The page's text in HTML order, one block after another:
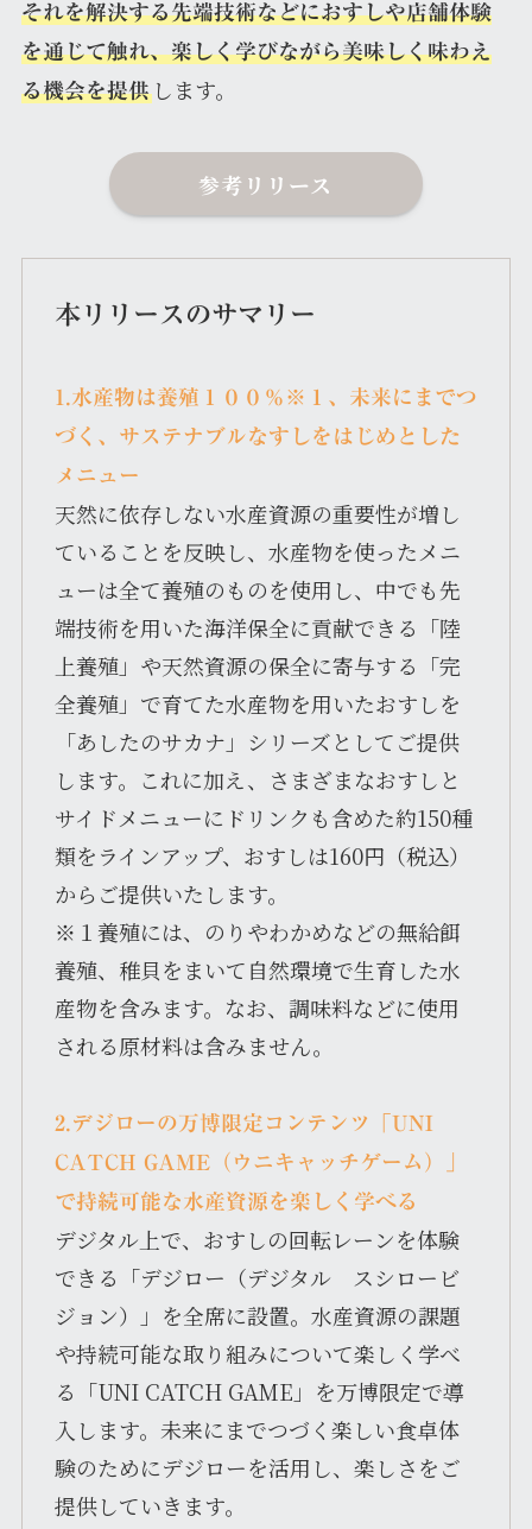
それを解決する先端技術などにおすしや店舗体験
を通じて触れ、楽しく学びながら美味しく味わえ
る機会を提供します。
参考リリース
本リリースのサマリー
1.水産物は養殖１００％※１、未来にまでつ
づく、サステナブルなすしをはじめとした
メニュー
天然に依存しない水産資源の重要性が増し
ていることを反映し、水産物を使ったメニ
ューは全て養殖のものを使用し、中でも先
端技術を用いた海洋保全に貢献できる「陸
上養殖」や天然資源の保全に寄与する「完
全養殖」で育てた水産物を用いたおすしを
「あしたのサカナ」シリーズとしてご提供
します。これに加え、さまざまなおすしと
サイドメニューにドリンクも含めた約150種
類をラインアップ、おすしは160円（税込）
からご提供いたします。
※１養殖には、のりやわかめなどの無給餌
養殖、稚貝をまいて自然環境で生育した水
産物を含みます。なお、調味料などに使用
される原材料は含みません。
2.デジローの万博限定コンテンツ「UNI
CATCH GAME（ウニキャッチゲーム）」
で持続可能な水産資源を楽しく学べる
デジタル上で、おすしの回転レーンを体験
できる「デジロー（デジタル スシロービ
ジョン）」を全席に設置。水産資源の課題
や持続可能な取り組みについて楽しく学べ
る「UNI CATCH GAME」を万博限定で導
入します。未来にまでつづく楽しい食卓体
験のためにデジローを活用し、楽しさをご
提供していきます。